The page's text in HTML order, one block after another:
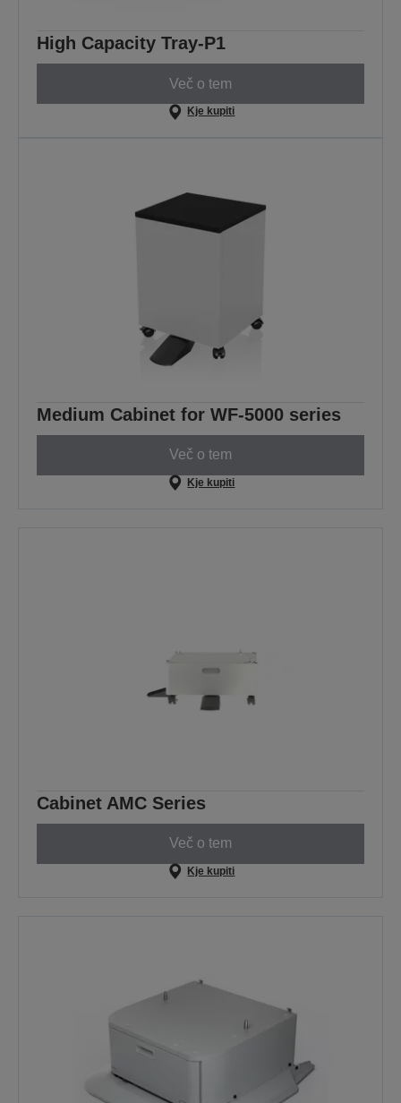
High Capacity Tray-P1
Več o tem
Kje kupiti
Medium Cabinet for WF-5000 series
Več o tem
Kje kupiti
Cabinet AMC Series
Več o tem
Kje kupiti